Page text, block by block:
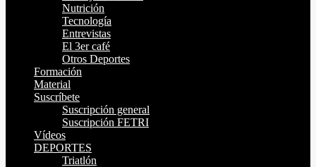
Nutrición
Tecnología
Entrevistas
El 3er café
Otros Deportes
Formación
Material
Suscríbete
Suscripción general
Suscripción FETRI
Vídeos
DEPORTES
Triatlón